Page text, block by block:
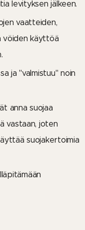
levityksen jälkeen.
vaatteiden,
vöiden käyttöä
ja "valmistuu" noin
anna suojaa
vastaan, joten
suojakertoimia